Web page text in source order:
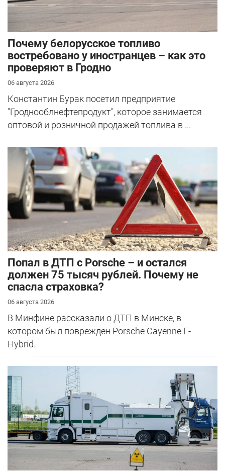
Почему белорусское топливо
востребовано у иностранцев – как это
проверяют в Гродно
06 августа 2026
Константин Бурак посетил предприятие
"Гроднооблнефтепродукт", которое занимается
оптовой и розничной продажей топлива в ...
​Попал в ДТП с Porsche – и остался
должен 75 тысяч рублей. Почему не
спасла страховка?
06 августа 2026
В Минфине рассказали о ДТП в Минске, в
котором был поврежден Porsche Cayenne E-
Hybrid.